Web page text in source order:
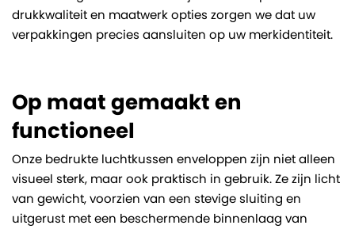
drukkwaliteit en maatwerk opties zorgen we dat uw
verpakkingen precies aansluiten op uw merkidentiteit.
Op maat gemaakt en
functioneel
Onze bedrukte luchtkussen enveloppen zijn niet alleen
visueel sterk, maar ook praktisch in gebruik. Ze zijn licht
van gewicht, voorzien van een stevige sluiting en
uitgerust met een beschermende binnenlaag van